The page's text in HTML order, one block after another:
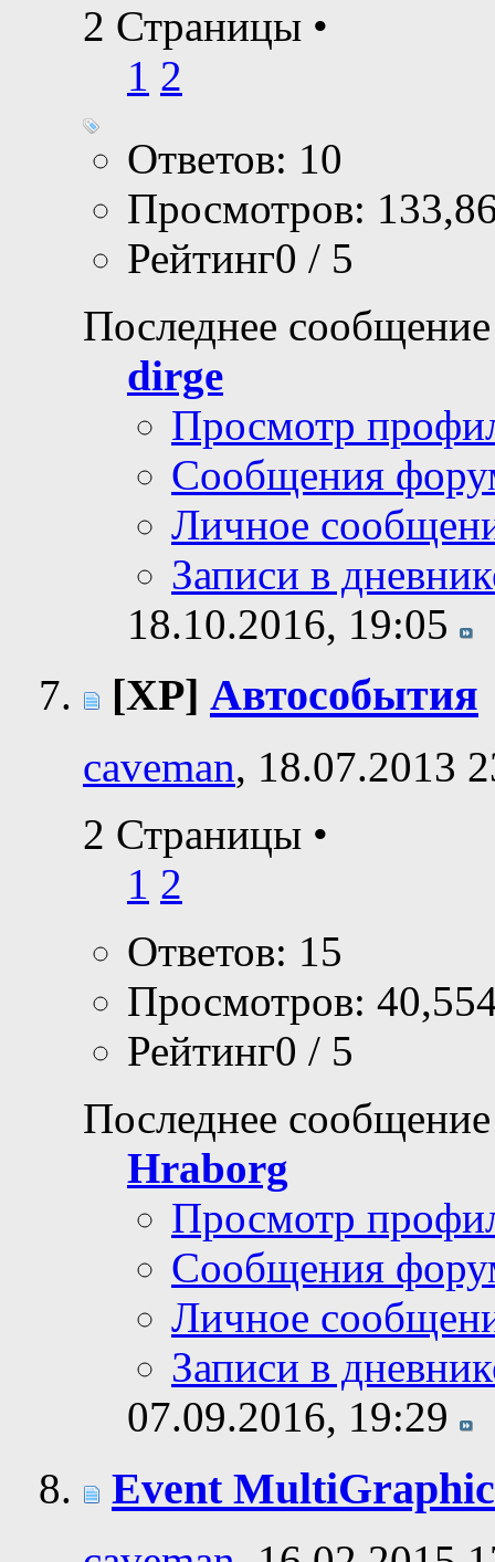
2 Страницы •
1 2
Ответов: 10
Просмотров:
Рейтинг0 / 5
Последнее
dirge
Просмотр
Сообщения
Личное
Записи в
18.10.2016, 19:05
[XP] Автособытия
caveman, 18.07.2013
2 Страницы •
1 2
Ответов: 15
Просмотров:
Рейтинг0 / 5
Последнее
Hraborg
Просмотр
Сообщения
Личное
Записи в
07.09.2016, 19:29
Event MultiGraphic